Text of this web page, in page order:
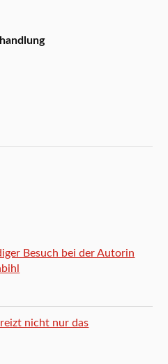
Besuch bei der Autorin
nicht nur das